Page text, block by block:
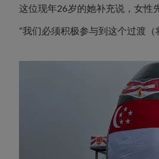
这位现年26岁的她补充说，女性
“我们必须积极参与到这个过渡（